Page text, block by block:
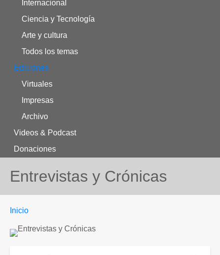
Internacional
Ciencia y Tecnología
Arte y cultura
Todos los temas
Ediciones
Virtuales
Impresas
Archivo
Videos & Podcast
Donaciones
Entrevistas y Crónicas
Enlaces
de
ayuda
You
here:
Inicio